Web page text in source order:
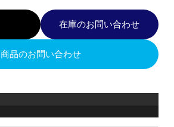
在庫のお問い合わせ
商品のお問い合わせ